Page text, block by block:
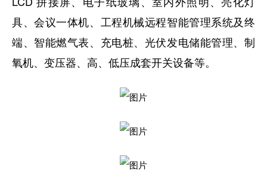
具、会议一体机、工程机械远程智能管理系统及终
端、智能燃气表、充电桩、光伏发电储能管理、制
氧机、变压器、高、低压成套开关设备等。